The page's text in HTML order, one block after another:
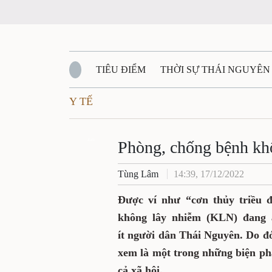
TIÊU ĐIỂM THỜI SỰ THÁI NGUYÊN
QUỐC PHÒNG - AN NINH
QUÊ HƯƠNG - ĐẤT NƯỚC QUỐC TẾ
VĂN BẢN, CHÍNH SÁCH MỚI VĂN
Y TẾ
Phòng, chống bệnh
Tùng Lâm 14:39, 17/12/2022
Được ví như “cơn thủy triều
không lây nhiễm (KLN) đang
ít người dân Thái Nguyên. Do
xem là một trong những biện